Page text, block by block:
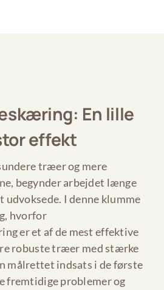
En lille
effekt
træer og mere
begynder arbejdet længe
I denne klumme
hvorfor
er et af de mest effektive
robuste træer med stærke
målrettet indsats i de første
fremtidige problemer og